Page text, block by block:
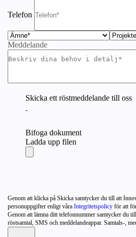
Telefon
Meddelande
Skicka ett röstmeddelande till oss
Bifoga dokument
Ladda upp filen
Genom att klicka på Skicka samtycker du till att
personuppgifter enligt våra Integritetspolicy för att
Genom att lämna ditt telefonnummer samtycker du
röstsamtal, SMS och meddelandeappar. Samtals-,